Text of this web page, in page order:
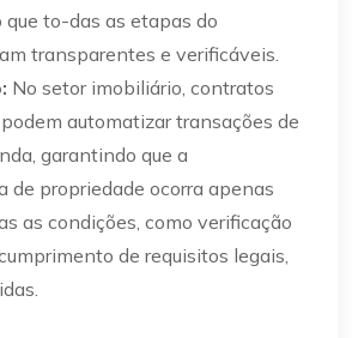
que to-das as etapas do
transparentes e verificáveis.
No setor imobiliário, contratos
automatizar transações de
garantindo que a
de propriedade ocorra apenas
as condições, como verificação
de requisitos legais,